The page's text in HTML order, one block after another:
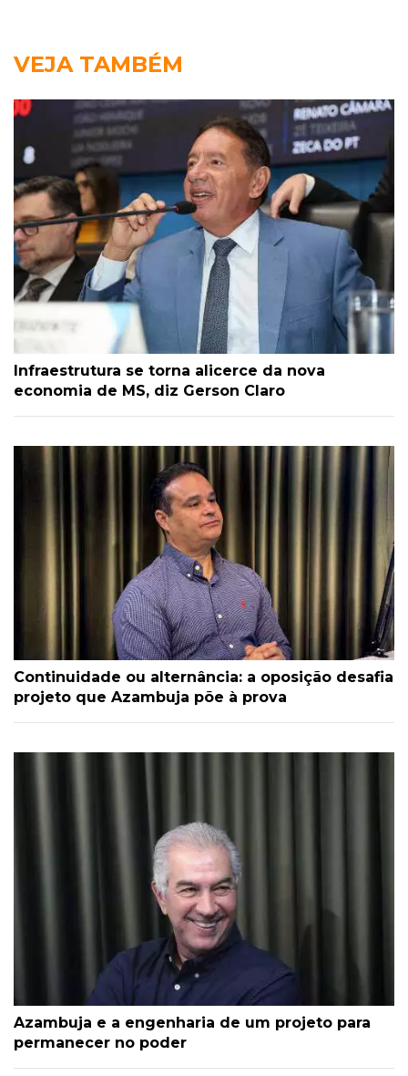
VEJA TAMBÉM
Infraestrutura se torna alicerce da nova
economia de MS, diz Gerson Claro
Continuidade ou alternância: a oposição desafia
projeto que Azambuja põe à prova
Azambuja e a engenharia de um projeto para
permanecer no poder